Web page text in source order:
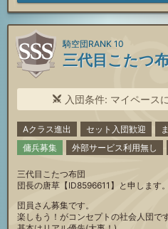
三代目こたつ
騎空団RANK 10
入団条件: マイペー
Aクラス進出 セット入団歓迎
傭兵募集
外部サービス利用無し
三代目こたつ布団
団長の唐草【ID8596611】と申します。
団員さん募集です。
楽しもう！がコンセプトの社会人団です